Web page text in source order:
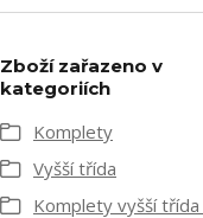
Zboží zařazeno v
kategoriích
Komplety
Vyšší třída
Komplety vyšší